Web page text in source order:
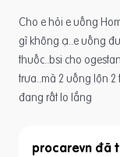
Cho e hỏi e uống
gì không ạ..e uống
thuốc..bsi cho
trưa..mà 2 uống lộn 2
đang rất lo lắng
procarevn